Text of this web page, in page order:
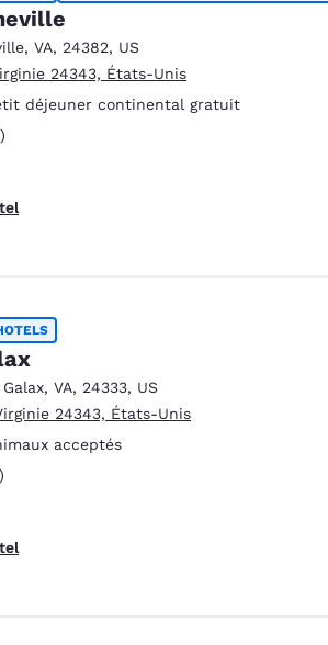
, VA, 24382, US
24343, États-Unis
déjeuner continental gratuit
Galax, VA, 24333, US
24343, États-Unis
acceptés